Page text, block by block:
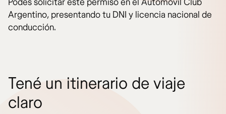
Argentino, presentando tu DNI y licencia nacional de
conducción.
Tené un itinerario de viaje
claro